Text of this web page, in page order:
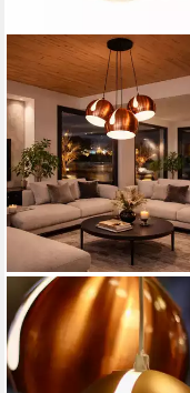
S.LUCE
Pendelleuchte s.luce Ball
Mehrfach-Pendelleuchte
Cluster 3-flammig